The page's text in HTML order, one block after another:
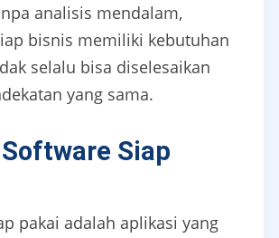
analisis mendalam,
bisnis memiliki kebutuhan
selalu bisa diselesaikan
yang sama.
Siap
pakai adalah aplikasi yang